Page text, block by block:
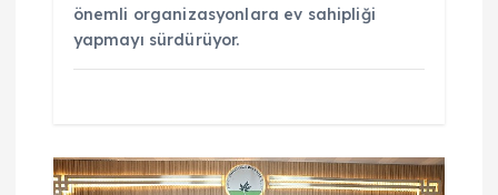
önemli organizasyonlara ev sahipliği
yapmayı sürdürüyor.